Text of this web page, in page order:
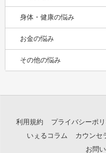
身体・健康の悩み
お金の悩み
その他の悩み
利用規約 プライバシーポ
いぇるコラム
カウンセ
お問